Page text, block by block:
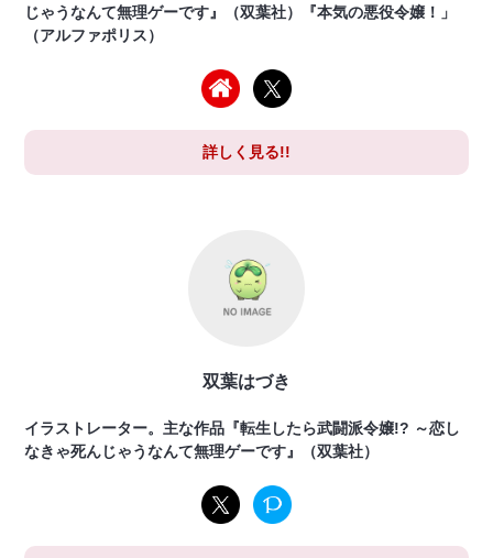
じゃうなんて無理ゲーです』（双葉社）『本気の悪役令嬢！」
（アルファポリス）
詳しく見る!!
双葉はづき
イラストレーター。主な作品『転生したら武闘派令嬢!? ～恋し
なきゃ死んじゃうなんて無理ゲーです』（双葉社）